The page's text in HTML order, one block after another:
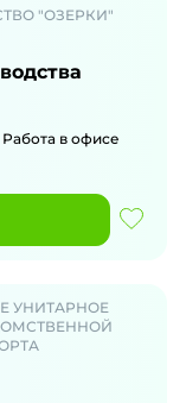
"ОЗЕРКИ"
Работа в офисе
УНИТАРНОЕ